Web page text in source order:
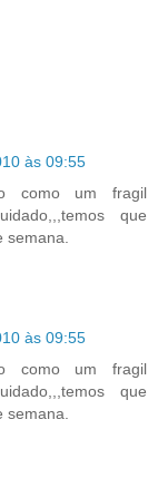
às 09:55
como um fragil
que
semana.
às 09:55
como um fragil
que
semana.